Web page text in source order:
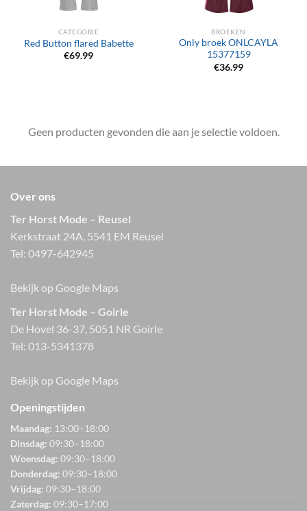
CATEGORIE
Red Button flared Babette
€69.99
BROEKEN
Only broek ONLCAYLA
15377159
€36.99
Geen producten gevonden die aan je selectie voldoen.
Over ons
Ter Horst Mode – Reusel
Kerkstraat 24A, 5541 EM Reusel
Tel: 0497-642945
Bekijk op Google Maps
Ter Horst Mode – Goirle
De Hovel 36-37, 5051 NR Goirle
Tel: 013-5341378
Bekijk op Google Maps
Openingstijden
Maandag: 13:00–18:00
Dinsdag: 09:30–18:00
Woensdag: 09:30–18:00
Donderdag: 09:30–18:00
Vrijdag: 09:30–18:00
Zaterdag: 09:30–17:00